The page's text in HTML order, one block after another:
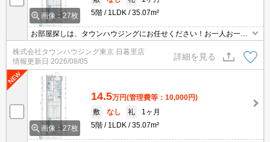
画像：27枚
5階
1LDK 35.07m²
お部屋探しは、タウンハウジングにお任せください！お一人お一人
様に合ったお部屋をお探し致します。分からないことは何でもご相
談くださいませ。
株式会社タウンハウジング東京 日暮里店
情報更新日 2026/08/05
詳細を見る
画像：27枚
14.5万円(管理費等：10,000円)
敷
なし 礼
1ヶ月
5階
1LDK 35.07m²